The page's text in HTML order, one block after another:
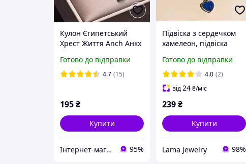
Кулон Єгипетський
Хрест Життя Anch Анкх
амулет із сталі
Готово до відправки
4.7 (15)
195₴
Купити
Інтернет-магазин "Vegvisir" 95%
Підвіска з сердечком
хамелеон, підвіска
серце, підвіска з
серцем, кулон,
ланцюжок, чокер,
кольє
Готово до відправки
4.0 (2)
від24₴/міс
239₴
Купити
Lama Jewelry 98%